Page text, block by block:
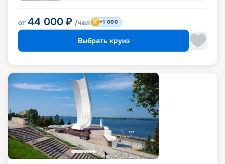
от 44 000 ₽ /чел +1 000
Выбрать круиз